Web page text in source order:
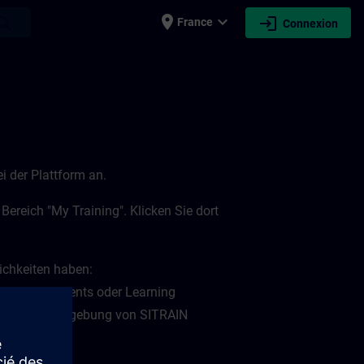
place France expand_more login Connexion
der Plattform an.
"My Training". Klicken Sie dort
haben:
Events oder Learning
Plan" Umgebung von SITRAIN